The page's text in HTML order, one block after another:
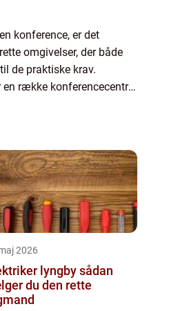
konference, er det
omgivelser, der både
de praktiske krav.
række konferencecentre,
2026
lyngby sådan
du den rette